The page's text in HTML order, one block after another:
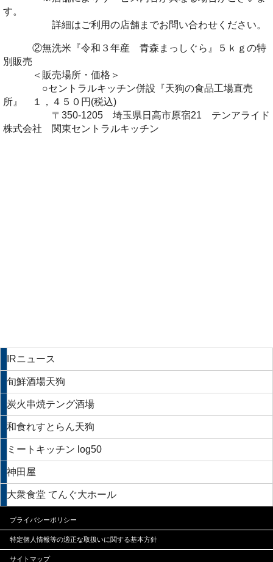
す。
詳細はご利用の店舗までお問い合わせください。
②無洗米『令和３年産 青森まっしぐら』５ｋｇの特
別販売
＜販売場所・価格＞
○セントラルキッチン併設『天狗の食品工場直売
所』 １，４５０円(税込)
〒350-1205 埼玉県日高市原宿21 テンアライド
株式会社 関東セントラルキッチン
IRニュース
旬鮮酒場天狗
炭火串焼テング酒場
和食れすとらん天狗
ミートキッチン log50
神田屋
大衆食堂 てんぐ大ホール
プライバシーポリシー
特定個人情報等の適正な取扱いに関する基本方針
サイトマップ